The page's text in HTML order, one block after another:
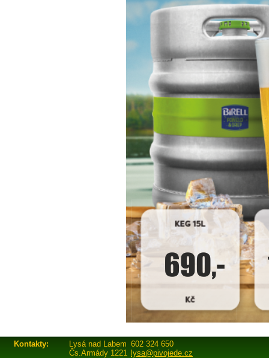
Kontakty: Lysá nad Labem 602 324 650
Čs.Armády 1221 lysa@pivojede.cz